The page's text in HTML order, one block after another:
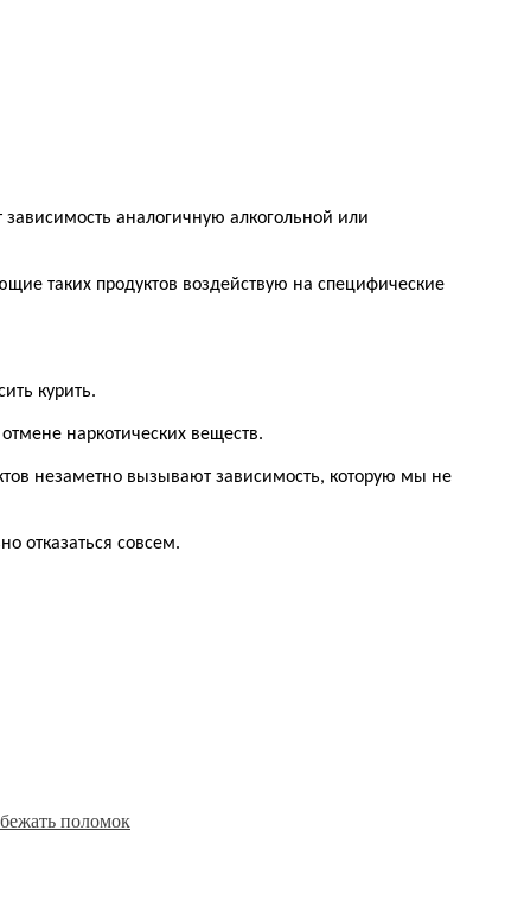
зависимость аналогичную алкогольной или
таких продуктов воздействую на специфические
курить.
наркотических веществ.
незаметно вызывают зависимость, которую мы не
отказаться совсем.
поломок